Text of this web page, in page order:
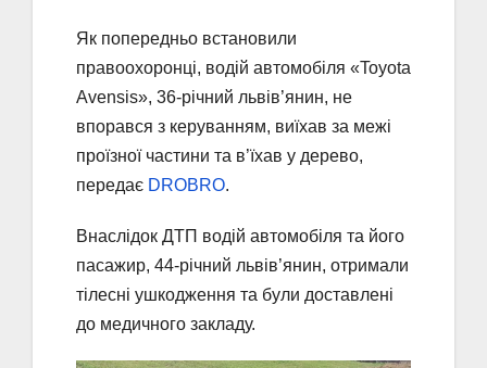
Як попередньо встановили
правоохоронці, водій автомобіля «Toyota
Avensis», 36-річний львів’янин, не
впорався з керуванням, виїхав за межі
проїзної частини та в’їхав у дерево,
передає DROBRO.
Внаслідок ДТП водій автомобіля та його
пасажир, 44-річний львів’янин, отримали
тілесні ушкодження та були доставлені
до медичного закладу.